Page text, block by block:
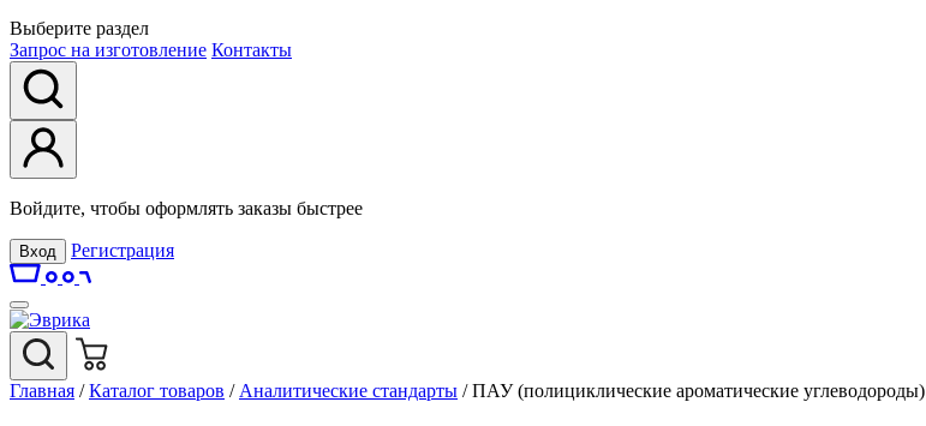
Выберите раздел
Запрос на изготовление Контакты
Войдите, чтобы оформлять заказы быстрее
Вход Регистрация
Главная / Каталог товаров / Аналитические стандарты / ПАУ (полициклические ароматические углеводороды)